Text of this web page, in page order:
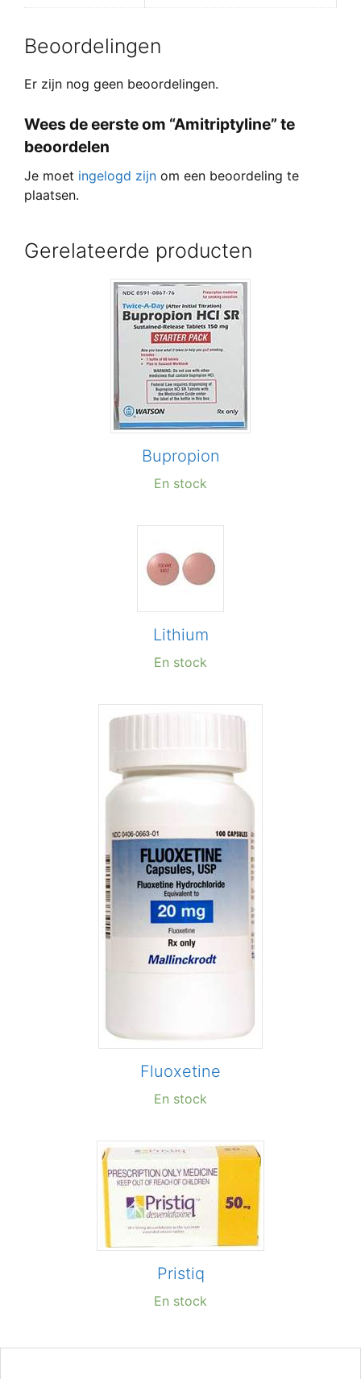
Beoordelingen
Er zijn nog geen beoordelingen.
Wees de eerste om “Amitriptyline” te
beoordelen
Je moet ingelogd zijn om een beoordeling te
plaatsen.
Gerelateerde producten
Bupropion
En stock
Lithium
En stock
Fluoxetine
En stock
Pristiq
En stock